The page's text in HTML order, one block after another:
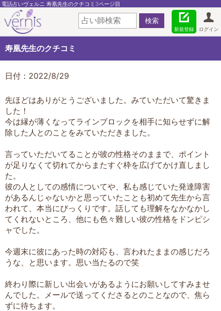
電話占いヴェルニ 寿凰先生のクチコミ3ページ目
ログイン
新規登録
寿凰先生のクチコミ
日付：2022/8/29
先ほどはありがとうございました。みていただいて驚きま
した！
今は縁が薄くなってラインブロックを相手に知らせずに解
除した人とのことをみていただきました。
言っていただいてることが彼の性格そのままで、ポイント
が足りなくて切れてからまたすぐ枠を広げてかけ直しまし
た。
彼の人としての感情についてや、私も感じていた発達障害
があるんじゃないかと思っていたことも初めて先生から言
われて、本当にびっくりです。話しても理解をなかなかし
てくれないところ、他にも色々難しい彼の性格をドンピシ
ャでした。
今週末に彼にあった時の対応も、言われたままの感じだろ
うな、と思います。思い当たるので笑
終わり際に新しい出会いがあるようにお願いしてすみませ
んでした。メールで送ってくださるとのことなので、焦ら
ずに待ちます。